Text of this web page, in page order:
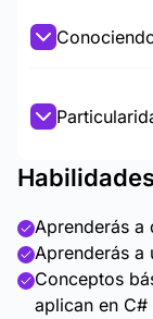
Aprenderás a
Aprenderás a
Conceptos
aplican en C#